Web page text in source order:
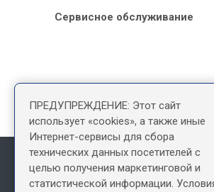
Сервисное обслуживание
Информация, размещенная на сайте, не
ПРЕДУПРЕЖДЕНИЕ: Этот сайт
использует «cookies», а также иные
Интернет-сервисы для сбора
технических данных посетителей с
целью получения маркетинговой и
статистической информации.